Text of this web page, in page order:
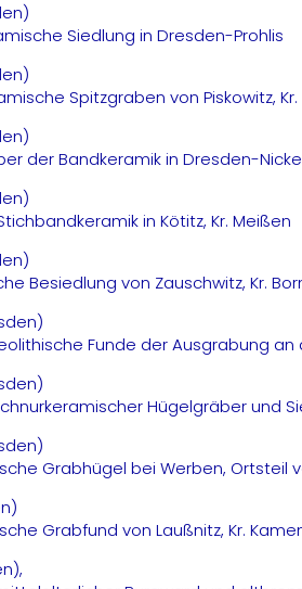
Siedlung in Dresden-Prohlis
Spitzgraben von Piskowitz,
der Bandkeramik in Dresden-
in Kötitz, Kr. Meißen
Besiedlung von Zauschwitz, Kr.
Funde der Ausgrabung
Hügelgräber und
Grabhügel bei Werben, Ortsteil
Grabfund von Laußnitz, Kr.